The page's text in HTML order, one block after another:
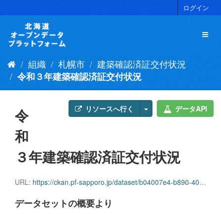
キ
ログイン
組織 札幌市
建築確認済証交付状況
令和３年建築確認済証交付状況
リソースへ行く データAPI
令
和
３年建築確認済証交付状況
URL: https://ckan.pf-sapporo.jp/dataset/b04007e4-b890-40a1-ae47-5037fe69e048/resource/8d9b7f11-48be-418c-b589-b6a6c6c2780b/download/202112toukeikentikukakunin.csv
データセットの概要より